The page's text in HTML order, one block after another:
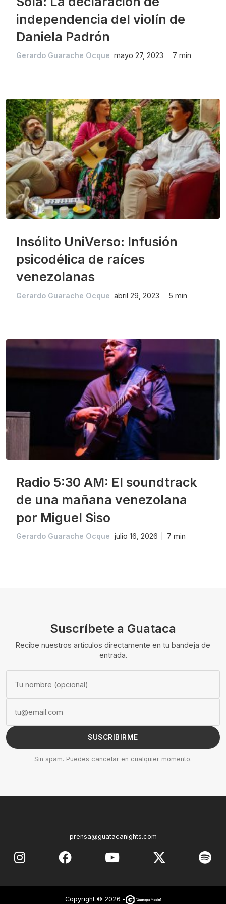
independencia del violín de
Daniela Padrón
Gerardo Guarache Ocque mayo 27, 2023 7 min
Insólito UniVerso: Infusión
psicodélica de raíces
venezolanas
Gerardo Guarache Ocque abril 29, 2023 5 min
Radio 5:30 AM: El soundtrack
de una mañana venezolana
por Miguel Siso
Gerardo Guarache Ocque julio 16, 2026 7 min
Suscríbete a Guataca
Recibe nuestros artículos directamente en tu bandeja de
entrada.
SUSCRIBIRME
Sin spam. Puedes cancelar en cualquier momento.
prensa@guatacanights.com
Copyright © 2026 -